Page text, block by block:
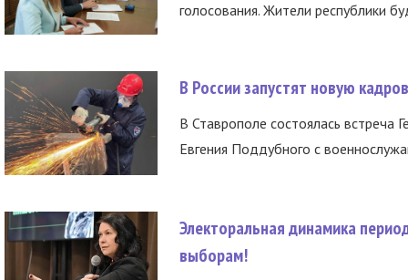
голосования. Жители республики
В России запустят новую
В Ставрополе состоялась встреча
Евгения Поддубного с
Электоральная динамика
выборам!